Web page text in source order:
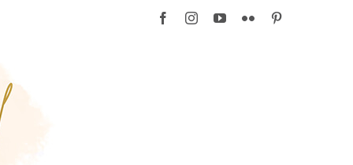
FacebookInstagramYouTubeFlickr